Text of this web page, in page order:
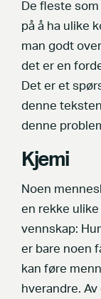
De fleste
på å ha ulike
man godt
det er en
Det er et
denne
denne
Kjemi
Noen
en rekke
vennskap:
er bare noen
kan føre
hverandre.